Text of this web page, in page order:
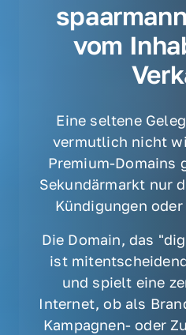
vom
Eine seltene
vermutlich nicht
Premium-Domains
Sekundärmarkt nur
Kündigungen
Die Domain, das
ist
und spielt eine
Internet, ob als
Kampagnen- oder